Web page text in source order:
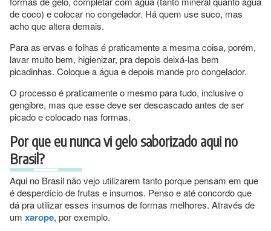
de coco) e colocar no congelador. Há quem use suco, mas
acho que altera demais.
Para as ervas e folhas é praticamente a mesma coisa, porém,
lavar muito bem, higienizar, pra depois deixá-las bem
picadinhas. Coloque a água e depois mande pro congelador.
O processo é praticamente o mesmo para tudo, inclusive o
gengibre, mas que esse deve ser descascado antes de ser
picado e colocado nas formas.
Por que eu nunca vi gelo saborizado aqui no
Brasil?
Aqui no Brasil não vejo utilizarem tanto porque pensam em que
é desperdício de frutas e insumos. Penso e até concordo que
dá pra utilizar esses insumos de formas melhores. Através de
um xarope, por exemplo.